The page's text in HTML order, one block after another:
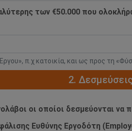
των €50.000 που
π.χ κατοικία, και ως προς τη
2.
οι οποίοι δεσμεύονται
Ευθύνης Εργοδότη